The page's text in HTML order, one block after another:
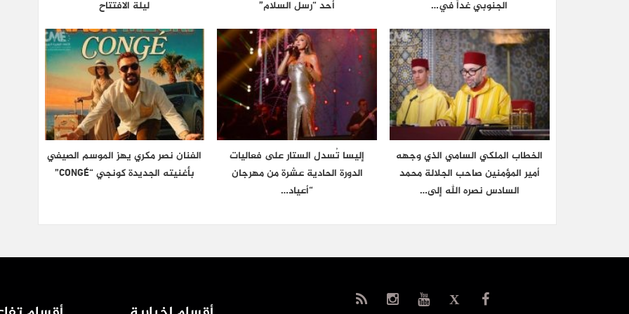
الجنوبي غداً في…
أحد “رسل السلام”
ليلة الافتتاح
الخطاب الملكي السامي الذي وجهه
أمير المؤمنين صاحب الجلالة محمد
السادس نصره الله إلى…
إليسا تُسدل الستار على فعاليات
الدورة الحادية عشرة من مهرجان
“أعياد…
الفنان نصر مكري يهز الموسم الصيفي
بأغنيته الجديدة كونجي “CONGÉ”